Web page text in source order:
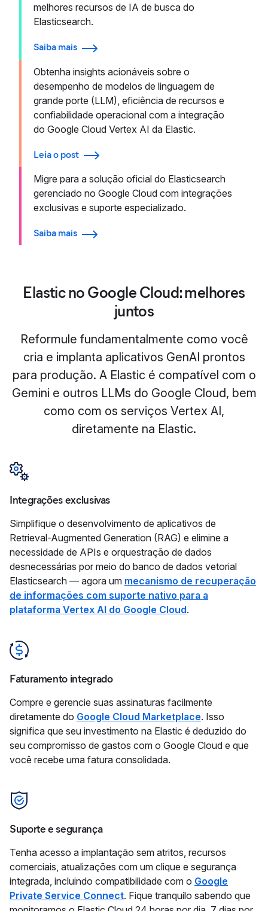
melhores recursos de IA de busca do
Elasticsearch.
Saiba mais
Obtenha insights acionáveis sobre o
desempenho de modelos de linguagem de
grande porte (LLM), eficiência de recursos e
confiabilidade operacional com a integração
do Google Cloud Vertex AI da Elastic.
Leia o post
Migre para a solução oficial do Elasticsearch
gerenciado no Google Cloud com integrações
exclusivas e suporte especializado.
Saiba mais
Elastic no Google Cloud: melhores
juntos
Reformule fundamentalmente como você
cria e implanta aplicativos GenAI prontos
para produção. A Elastic é compatível com o
Gemini e outros LLMs do Google Cloud, bem
como com os serviços Vertex AI,
diretamente na Elastic.
Integrações exclusivas
Simplifique o desenvolvimento de aplicativos de
Retrieval-Augmented Generation (RAG) e elimine a
necessidade de APIs e orquestração de dados
desnecessárias por meio do banco de dados vetorial
Elasticsearch — agora um mecanismo de recuperação
de informações com suporte nativo para a
plataforma Vertex AI do Google Cloud.
Faturamento integrado
Compre e gerencie suas assinaturas facilmente
diretamente do Google Cloud Marketplace. Isso
significa que seu investimento na Elastic é deduzido do
seu compromisso de gastos com o Google Cloud e que
você recebe uma fatura consolidada.
Suporte e segurança
Tenha acesso a implantação sem atritos, recursos
comerciais, atualizações com um clique e segurança
integrada, incluindo compatibilidade com o Google
Private Service Connect. Fique tranquilo sabendo que